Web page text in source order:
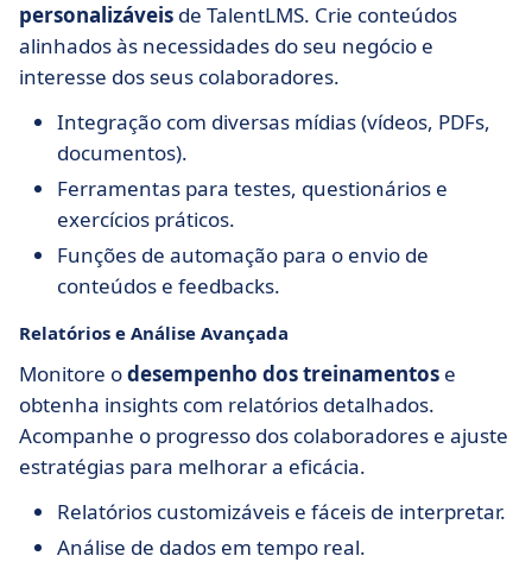
personalizáveis de TalentLMS. Crie conteúdos
alinhados às necessidades do seu negócio e
interesse dos seus colaboradores.
Integração com diversas mídias (vídeos, PDFs,
documentos).
Ferramentas para testes, questionários e
exercícios práticos.
Funções de automação para o envio de
conteúdos e feedbacks.
Relatórios e Análise Avançada
Monitore odesempenho dos treinamentos e
obtenha insights com relatórios detalhados.
Acompanhe o progresso dos colaboradores e ajuste
estratégias para melhorar a eficácia.
Relatórios customizáveis e fáceis de interpretar.
Análise de dados em tempo real.